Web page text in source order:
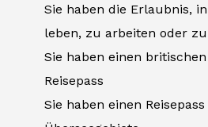
Sie haben die Erlaubnis,
leben, zu arbeiten oder
Sie haben einen
Reisepass
Sie haben einen